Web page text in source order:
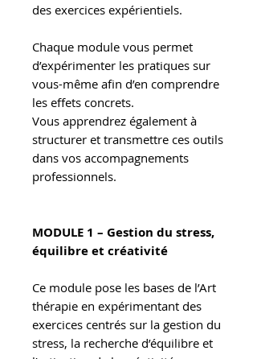
des exercices expérientiels.
Chaque module vous permet
d’expérimenter les pratiques sur
vous-même afin d’en comprendre
les effets concrets.
Vous apprendrez également à
structurer et transmettre ces outils
dans vos accompagnements
professionnels.
MODULE 1 – Gestion du stress,
équilibre et créativité
Ce module pose les bases de l’Art
thérapie en expérimentant des
exercices centrés sur la gestion du
stress, la recherche d’équilibre et